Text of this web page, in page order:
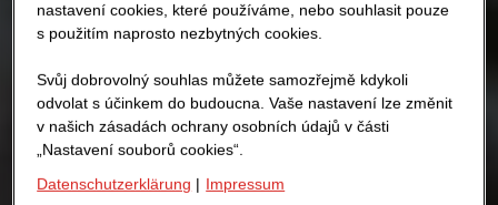
nastavení cookies, které používáme, nebo souhlasit pouze
s použitím naprosto nezbytných cookies.
Svůj dobrovolný souhlas můžete samozřejmě kdykoli
odvolat s účinkem do budoucna. Vaše nastavení lze změnit
v našich zásadách ochrany osobních údajů v části
„Nastavení souborů cookies“.
Datenschutzerklärung | Impressum